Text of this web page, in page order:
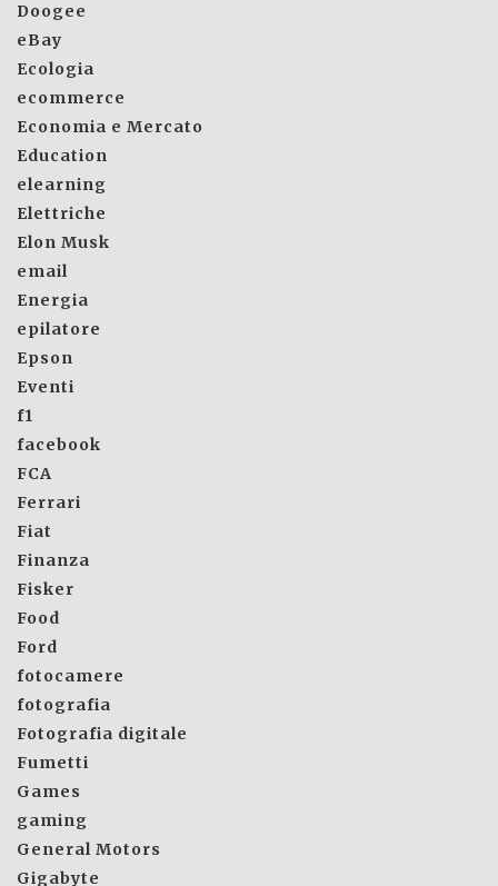
Doogee
eBay
Ecologia
ecommerce
Economia e Mercato
Education
elearning
Elettriche
Elon Musk
email
Energia
epilatore
Epson
Eventi
f1
facebook
FCA
Ferrari
Fiat
Finanza
Fisker
Food
Ford
fotocamere
fotografia
Fotografia digitale
Fumetti
Games
gaming
General Motors
Gigabyte